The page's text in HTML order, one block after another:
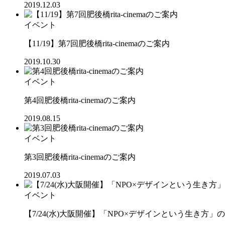
2019.12.03
イベント
【11/19】第7回肥後橋rita-cinemaのご案内
2019.10.30
イベント
第4回肥後橋rita-cinemaのご案内
2019.08.15
イベント
第3回肥後橋rita-cinemaのご案内
2019.07.03
イベント
【7/24(水)大阪開催】「NPO×デザインという生き方」